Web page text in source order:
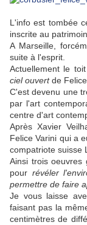
L'info est tombée
inscrite au
A Marseille,
suite à l'esprit.
Actuellement le
ciel ouvertde Felice
C'est devenu une
par l'art
centre d'art
Après Xavier
Felice Varini qui a
compatriote suisse
Ainsi trois oeuvres
pour révéler
permettre de faire
Je vous laisse
faisant pas la
centimètres de